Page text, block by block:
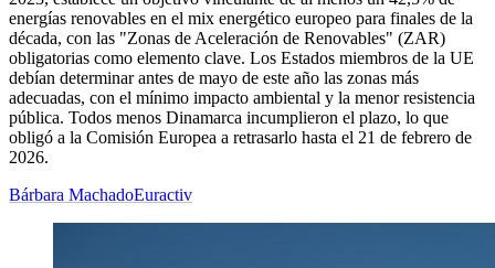
energías renovables en el mix energético europeo para finales de la
década, con las "Zonas de Aceleración de Renovables" (ZAR)
obligatorias como elemento clave. Los Estados miembros de la UE
debían determinar antes de mayo de este año las zonas más
adecuadas, con el mínimo impacto ambiental y la menor resistencia
pública. Todos menos Dinamarca incumplieron el plazo, lo que
obligó a la Comisión Europea a retrasarlo hasta el 21 de febrero de
2026.
Bárbara MachadoEuractiv